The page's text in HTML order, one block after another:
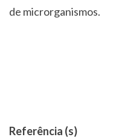
de microrganismos.
Referência (s)